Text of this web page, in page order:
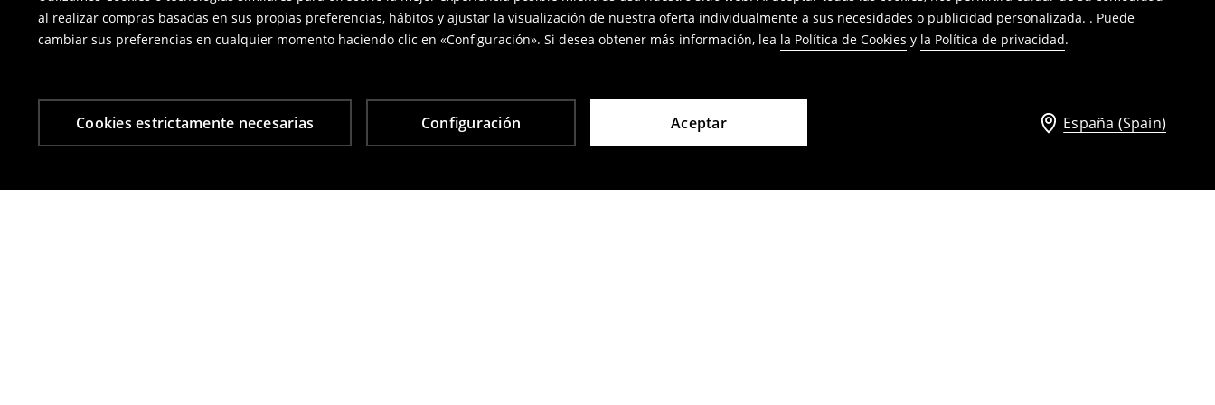
al realizar compras basadas en sus propias preferencias, hábitos y ajustar la visualización de nuestra oferta individualmente a sus necesidades o publicidad personalizada. . Puede
cambiar sus preferencias en cualquier momento haciendo clic en «Configuración». Si desea obtener más información, lea la Política de Cookies y la Política de privacidad.
Cookies estrictamente necesarias Configuración Aceptar España (Spain)